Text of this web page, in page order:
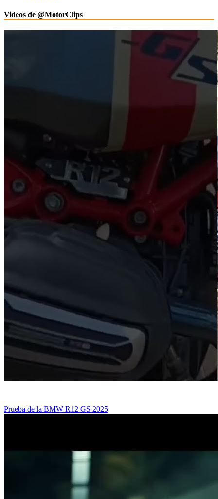
Videos de @MotorClips
Prueba de la BMW R12 GS 2025